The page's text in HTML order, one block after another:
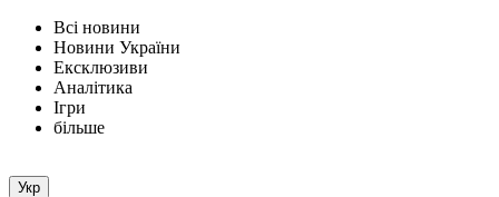
Всі новини
Новини України
Ексклюзиви
Аналітика
Ігри
більше
Укр